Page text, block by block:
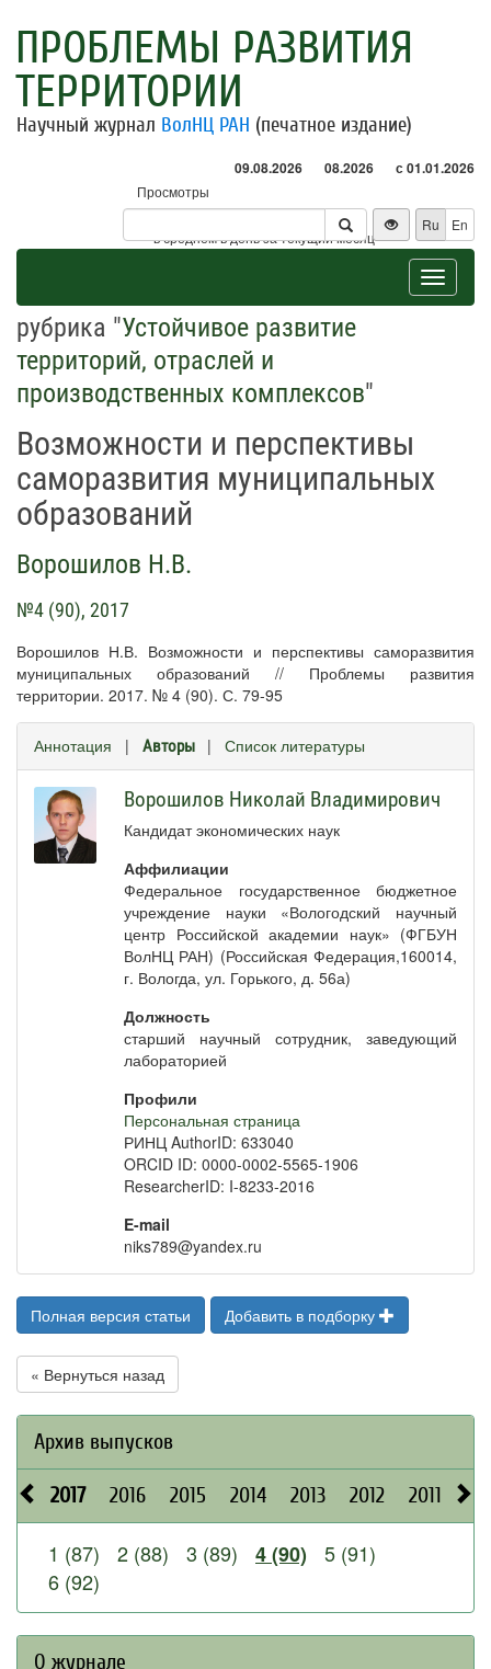
ПРОБЛЕМЫ РАЗВИТИЯ
ТЕРРИТОРИИ
Научный журнал ВолНЦ РАН (печатное издание)
09.08.2026 08.2026 с 01.01.2026
Просмотры
Посетители
* - в среднем в день за текущий месяц
Ru En
Toggle
рубрика "Устойчивое развитие
территорий, отраслей и
производственных комплексов"
Возможности и перспективы
саморазвития муниципальных
образований
Ворошилов Н.В.
№4 (90), 2017
Ворошилов Н.В. Возможности и перспективы саморазвития
муниципальных образований // Проблемы развития
территории. 2017. № 4 (90). С. 79-95
Аннотация | Авторы | Список литературы
Ворошилов Николай Владимирович
Кандидат экономических наук
Аффилиации
Федеральное государственное бюджетное
учреждение науки «Вологодский научный
центр Российской академии наук» (ФГБУН
ВолНЦ РАН) (Российская Федерация,160014,
г. Вологда, ул. Горького, д. 56а)
Должность
старший научный сотрудник, заведующий
лабораторией
Профили
Персональная страница
РИНЦ AuthorID: 633040
ORCID ID: 0000-0002-5565-1906
ResearcherID: I-8233-2016
E-mail
niks789@yandex.ru
Полная версия статьи Добавить в подборку
« Вернуться назад
Архив выпусков
2017 2016 2015 2014 2013 2012 2011
1 (87) 2 (88) 3 (89) 4 (90)
5 (91)
6 (92)
О журнале